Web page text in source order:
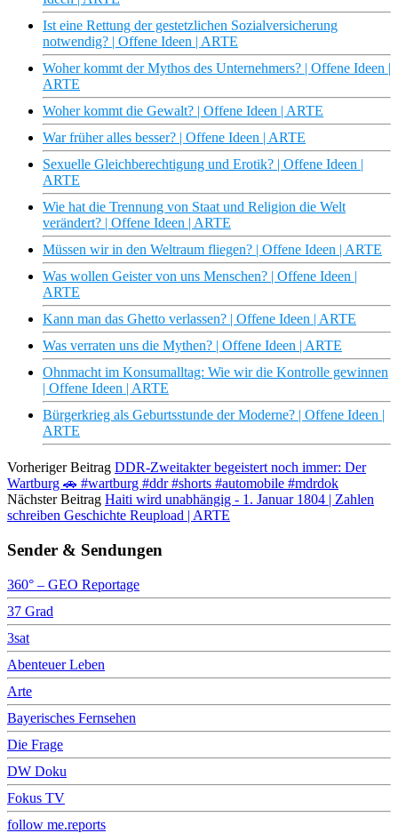
Ist eine Rettung der gestetzlichen Sozialversicherung
notwendig? | Offene Ideen | ARTE
Woher kommt der Mythos des Unternehmers? | Offene Ideen |
ARTE
Woher kommt die Gewalt? | Offene Ideen | ARTE
War früher alles besser? | Offene Ideen | ARTE
Sexuelle Gleichberechtigung und Erotik? | Offene Ideen |
ARTE
Wie hat die Trennung von Staat und Religion die Welt
verändert? | Offene Ideen | ARTE
Müssen wir in den Weltraum fliegen? | Offene Ideen | ARTE
Was wollen Geister von uns Menschen? | Offene Ideen |
ARTE
Kann man das Ghetto verlassen? | Offene Ideen | ARTE
Was verraten uns die Mythen? | Offene Ideen | ARTE
Ohnmacht im Konsumalltag: Wie wir die Kontrolle gewinnen
| Offene Ideen | ARTE
Bürgerkrieg als Geburtsstunde der Moderne? | Offene Ideen |
ARTE
Vorheriger Beitrag DDR-Zweitakter begeistert noch immer: Der
Wartburg 🚗 #wartburg #ddr #shorts #automobile #mdrdok
Nächster Beitrag Haiti wird unabhängig - 1. Januar 1804 | Zahlen
schreiben Geschichte Reupload | ARTE
Sender & Sendungen
360° – GEO Reportage
37 Grad
3sat
Abenteuer Leben
Arte
Bayerisches Fernsehen
Die Frage
DW Doku
Fokus TV
follow me.reports